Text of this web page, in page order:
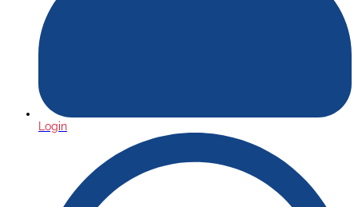
Login